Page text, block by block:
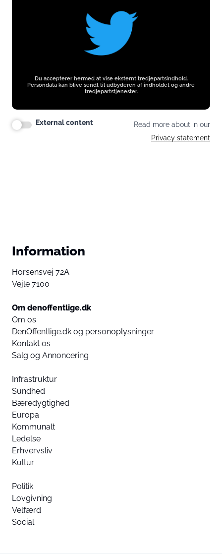
Du accepterer hermed at vise eksternt tredjepartsindhold.
Persondata kan blive sendt til udbyderen af indholdet og andre
tredjepartstjenester.
External content
Read more about in our
Privacy statement
Information
Horsensvej 72A
Vejle 7100
Om denoffentlige.dk
Om os
DenOffentlige.dk og personoplysninger
Kontakt os
Salg og Annoncering
Infrastruktur
Sundhed
Bæredygtighed
Europa
Kommunalt
Ledelse
Erhvervsliv
Kultur
Politik
Lovgivning
Velfærd
Social